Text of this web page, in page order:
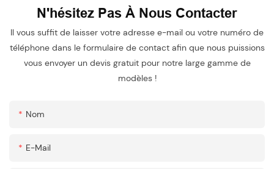
N'hésitez Pas À Nous Contacter
Il vous suffit de laisser votre adresse e-mail ou votre numéro de
téléphone dans le formulaire de contact afin que nous puissions
vous envoyer un devis gratuit pour notre large gamme de
modèles !
Nom
E-Mail